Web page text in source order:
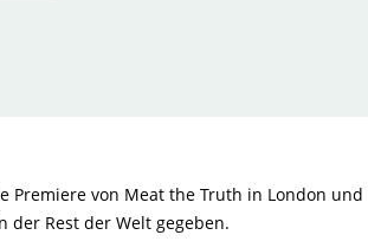
Premiere von Meat the Truth in London
der Rest der Welt gegeben.